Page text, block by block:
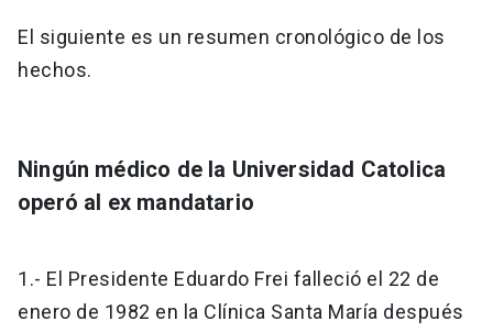
El siguiente es un resumen cronológico de los
hechos.
Ningún médico de la Universidad Catolica
operó al ex mandatario
1.- El Presidente Eduardo Frei falleció el 22 de
enero de 1982 en la Clínica Santa María después